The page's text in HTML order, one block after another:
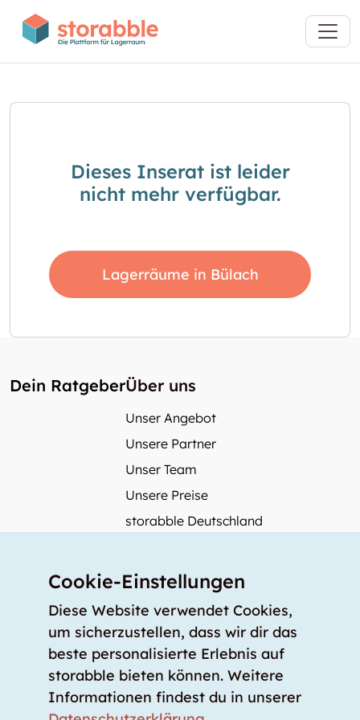
Dieses Inserat ist leider
nicht mehr verfügbar.
Lagerräume in Bülach
Dein RatgeberÜber uns
Unser Angebot
Unsere Partner
Unser Team
Unsere Preise
storabble Deutschland
Mehr über storabble
Medienbeiträge
Wie gross muss ein Lagerraum sein?
Was kostet ein Lagerraum?
Für Lageranbieter
Cookie-Einstellungen
Diese Website verwendet Cookies,
um sicherzustellen, dass wir dir das
beste personalisierte Erlebnis auf
storabble bieten können. Weitere
Informationen findest du in unserer